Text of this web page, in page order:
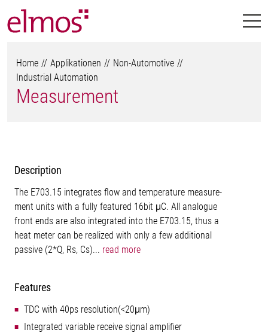
Home Applikationen
Non-Automotive
Industrial Automation
Measurement
Description
The E703.15 integrates flow and temperature measure-
ment units with a fully featured 16bit μC. All analogue
front ends are also integrated into the E703.15, thus a
heat meter can be realized with only a few additional
passive (2*Q, Rs, Cs)... read more
Features
TDC with 40ps resolution(<20μm)
Integrated variable receive signal amplifier